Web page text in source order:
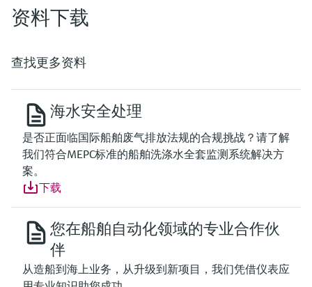
资料下载
查找更多资料
海水安全处理
是否正面临国际船舶废气排放法规的合规挑战？请了解
我们符合MEPC标准的船舶洗涤水全套监测系统解决方
案。
下载
您在船舶自动化领域的专业合作伙
伴
从造船到海上业务，从升级到新项目，我们凭借仪表应